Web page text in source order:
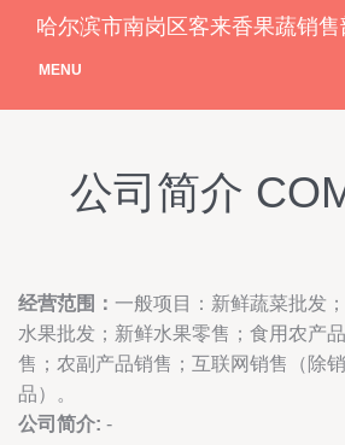
哈尔滨市南岗区客来香果蔬销售
MENU
公司简介
经营范围： 一般项目：新鲜蔬菜批发
水果批发；新鲜水果零售；食用农产
售；农副产品销售；互联网销售（除
品）。
公司简介: -